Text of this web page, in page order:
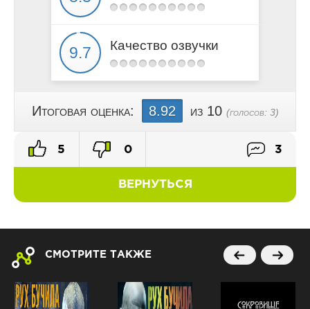
Качество озвучки
Итоговая оценка: 8.92 из 10 (голосов: 3)
ВЕРНУТЬСЯ
5 0 3
СМОТРИТЕ ТАКЖЕ